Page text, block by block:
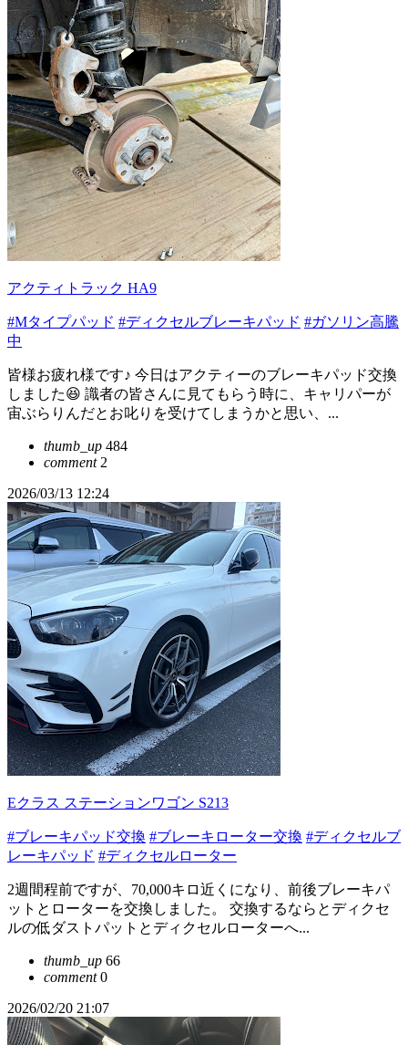
アクティトラック HA9
#Mタイプパッド #ディクセルブレーキパッド #ガソリン高騰
中
皆様お疲れ様です♪ 今日はアクティーのブレーキパッド交換
しました😆 識者の皆さんに見てもらう時に、キャリパーが
宙ぶらりんだとお叱りを受けてしまうかと思い、...
thumb_up 484
comment2
2026/03/13 12:24
Eクラス ステーションワゴン S213
#ブレーキパッド交換 #ブレーキローター交換 #ディクセルブ
レーキパッド #ディクセルローター
2週間程前ですが、70,000キロ近くになり、前後ブレーキパ
ットとローターを交換しました。 交換するならとディクセ
ルの低ダストパットとディクセルローターへ...
thumb_up 66
comment0
2026/02/20 21:07